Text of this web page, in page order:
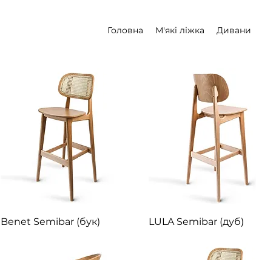
Головна М'які ліжка Дивани
Швидкий перегляд
Benet Semibar (бук) Швидкий перегляд
LULA Semibar (дуб)